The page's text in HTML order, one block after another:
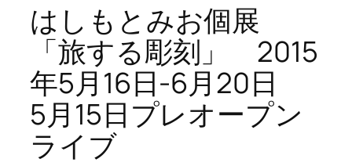
はしもとみお個展
「旅する彫刻」 2015
年5月16日-6月20日
5月15日プレオープン
ライブ